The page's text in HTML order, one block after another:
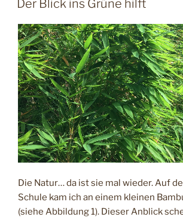
Der Blick ins Grüne hilft
Die Natur… da ist sie mal wieder. Auf
Schule kam ich an einem kleinen
(siehe Abbildung 1). Dieser Anblick